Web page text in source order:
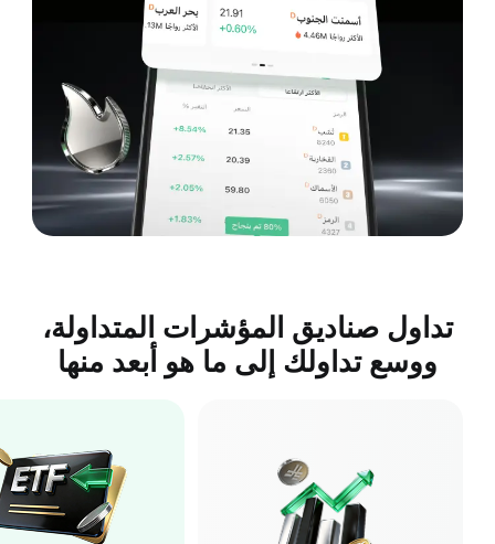
تداول صناديق المؤشرات المتداولة،
ووسع تداولك إلى ما هو أبعد منها